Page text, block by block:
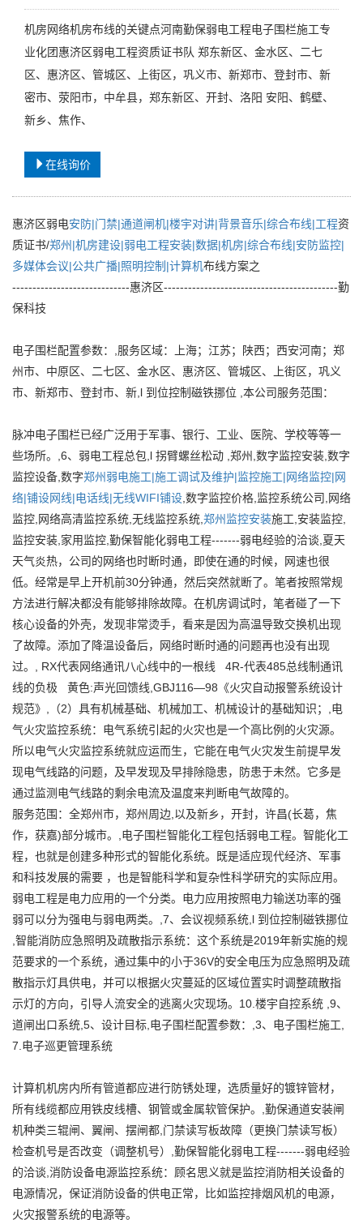
机房网络机房布线的关键点河南勤保弱电工程电子围栏施工专
业化团惠济区弱电工程资质证书队 郑东新区、金水区、二七
区、惠济区、管城区、上街区，巩义市、新郑市、登封市、新
密市、荥阳市，中牟县，郑东新区、开封、洛阳 安阳、鹤壁、
新乡、焦作、
在线询价
惠济区弱电安防|门禁|通道闸机|楼宇对讲|背景音乐|综合布线|工程资
质证书/郑州|机房建设|弱电工程安装|数据|机房|综合布线|安防监控|
多媒体会议|公共广播|照明控制|计算机布线方案之
-----------------------------惠济区-------------------------------------------勤
保科技
电子围栏配置参数：,服务区域：上海；江苏；陕西；西安河南；郑
州市、中原区、二七区、金水区、惠济区、管城区、上街区，巩义
市、新郑市、登封市、新,l 到位控制磁铁挪位 ,本公司服务范围：
脉冲电子围栏已经广泛用于军事、银行、工业、医院、学校等等一
些场所。,6、弱电工程总包,l 拐臂螺丝松动 ,郑州,数字监控安装,数字
监控设备,数字郑州弱电施工|施工调试及维护|监控施工|网络监控|网
络|铺设网线|电话线|无线WIFI铺设 ,数字监控价格,监控系统公司,网络
监控,网络高清监控系统,无线监控系统, 郑州监控安装施工,安装监控,
监控安装,家用监控,勤保智能化弱电工程-------弱电经验的洽谈,夏天
天气炎热，公司的网络也时断时通，即使在通的时候，网速也很
低。经常是早上开机前30分钟通，然后突然就断了。笔者按照常规
方法进行解决都没有能够排除故障。在机房调试时，笔者碰了一下
核心设备的外壳，发现非常烫手，看来是因为高温导致交换机出现
了故障。添加了降温设备后，网络时断时通的问题再也没有出现
过。, RX代表网络通讯八心线中的一根线 4R-代表485总线制通讯
线的负极 黄色:声光回馈线,GBJ116—98《火灾自动报警系统设计
规范》,（2）具有机械基础、机械加工、机械设计的基础知识；,电
气火灾监控系统：电气系统引起的火灾也是一个高比例的火灾源。
所以电气火灾监控系统就应运而生，它能在电气火灾发生前提早发
现电气线路的问题，及早发现及早排除隐患，防患于未然。它多是
通过监测电气线路的剩余电流及温度来判断电气故障的。
服务范围：全郑州市，郑州周边,以及新乡，开封，许昌(长葛，焦
作，获嘉)部分城市。,电子围栏智能化工程包括弱电工程。智能化工
程，也就是创建多种形式的智能化系统。既是适应现代经济、军事
和科技发展的需要 ，也是智能科学和复杂性科学研究的实际应用。
弱电工程是电力应用的一个分类。电力应用按照电力输送功率的强
弱可以分为强电与弱电两类。,7、会议视频系统,l 到位控制磁铁挪位
,智能消防应急照明及疏散指示系统：这个系统是2019年新实施的规
范要求的一个系统，通过集中的小于36V的安全电压为应急照明及疏
散指示灯具供电，并可以根据火灾蔓延的区域位置实时调整疏散指
示灯的方向，引导人流安全的逃离火灾现场。10.楼宇自控系统 ,9、
道闸出口系统,5、设计目标,电子围栏配置参数：,3、电子围栏施工,
7.电子巡更管理系统
计算机机房内所有管道都应进行防锈处理，选质量好的镀锌管材，
所有线缆都应用铁皮线槽、钢管或金属软管保护。,勤保通道安装闸
机种类三辊闸、翼闸、摆闸都,门禁读写板故障（更换门禁读写板）
检查机号是否改变（调整机号）,勤保智能化弱电工程-------弱电经验
的洽谈,消防设备电源监控系统：顾名思义就是监控消防相关设备的
电源情况，保证消防设备的供电正常，比如监控排烟风机的电源，
火灾报警系统的电源等。